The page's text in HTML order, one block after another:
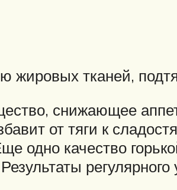
жировых тканей,
снижающее
от тяги к
одно качество